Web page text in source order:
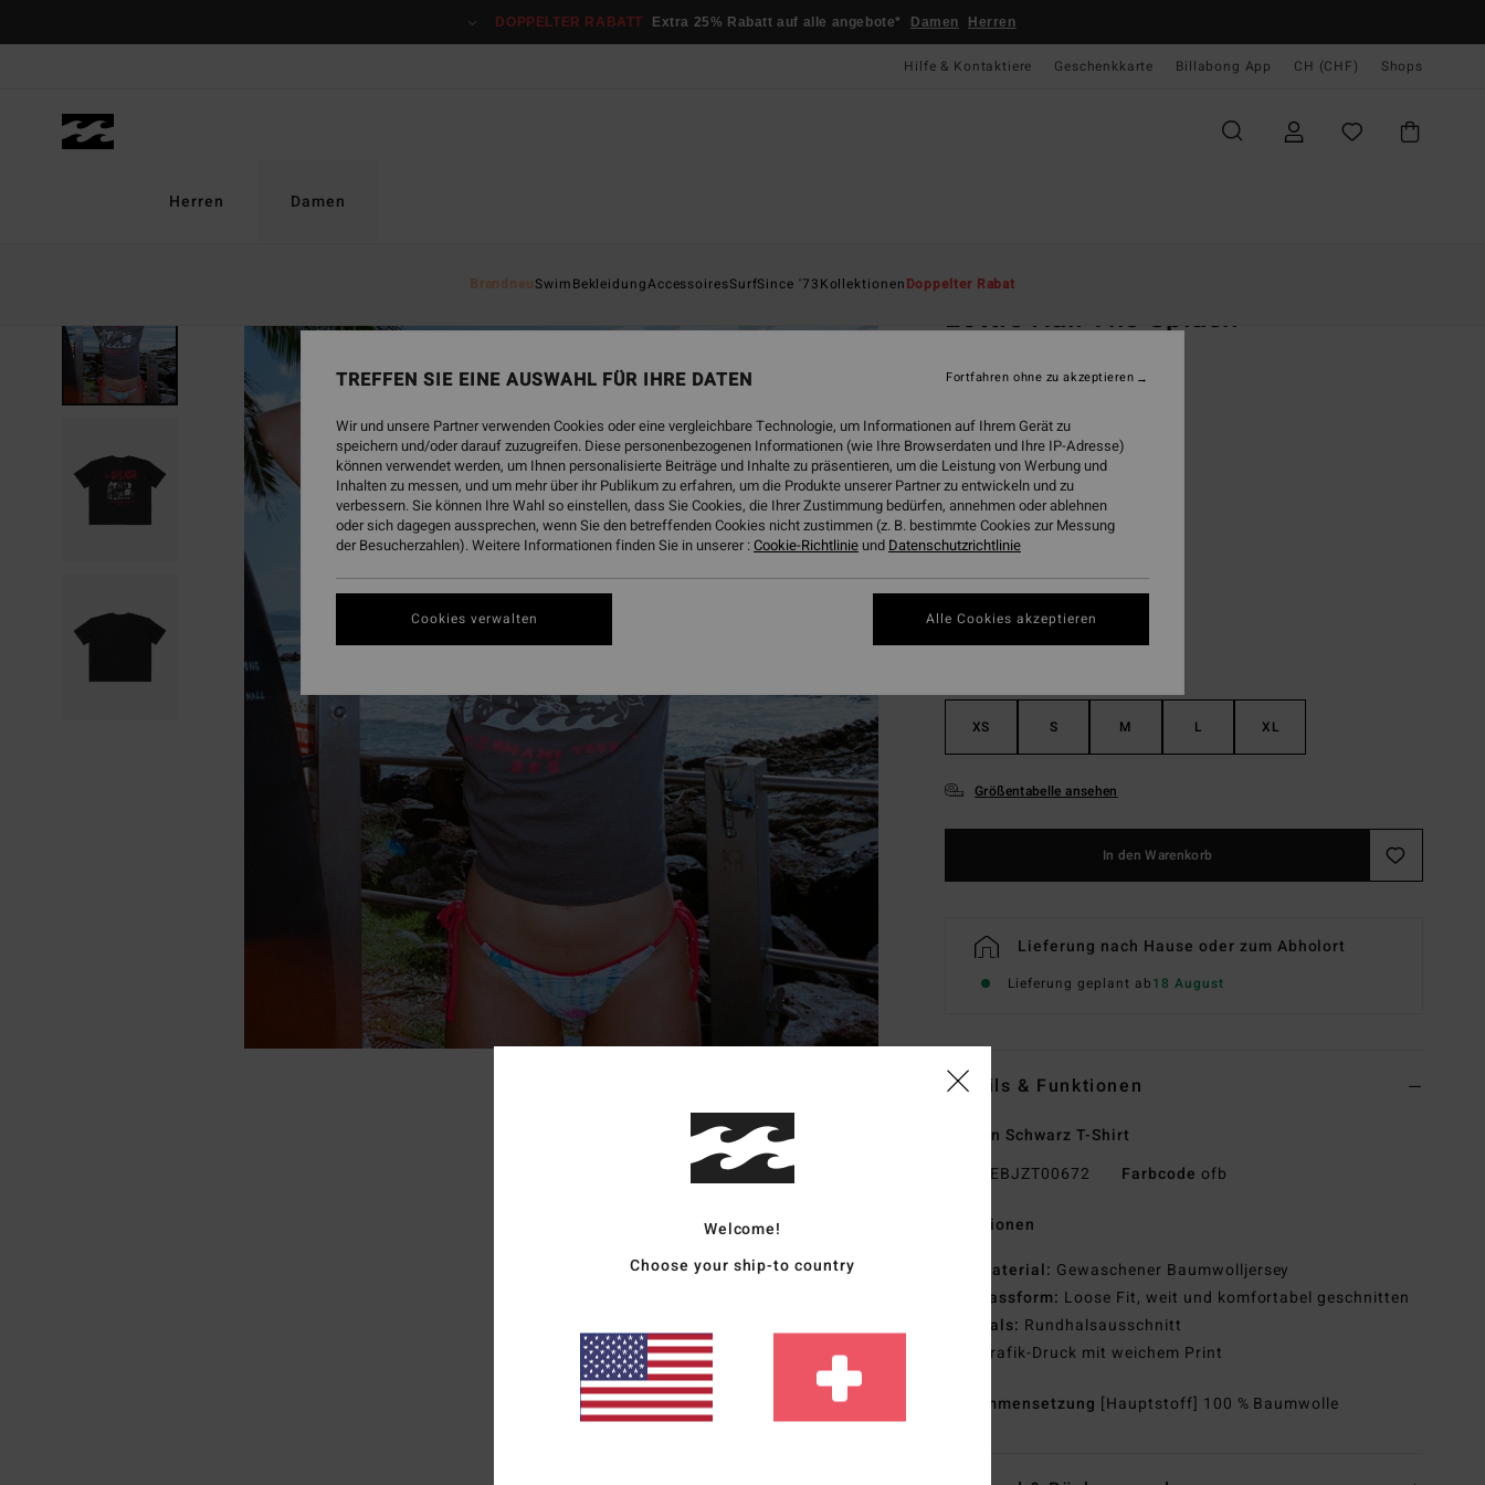
DOPPELTER RABATT Extra 25% Rabatt auf alle angebote* Damen Herren
Hilfe & Kontaktiere Geschenkkarte Billabong App CH (CHF) Shops
Herren Damen
BrandneuSwimBekleidungAccessoiresSurfSince '73KollektionenDoppelter Rabat
Lottie Hall The Splash
CHF 18,37
SALE
DOPPELTER RABATT EXTRA 25%
FarbeOff Black
XS S M L XL
Größentabelle ansehen
In den Warenkorb
Lieferung nach Hause oder zum Abholort
Lieferung geplant ab18 August
Details & Funktionen
Frauen Schwarz T-Shirt
EBJZT00672 Farbcode ofb
Funktionen
Material: Gewaschener Baumwolljersey
Passform: Loose Fit, weit und komfortabel geschnitten
Hals: Rundhalsausschnitt
Grafik-Druck mit weichem Print
Zusammensetzung [Hauptstoff] 100 % Baumwolle
Welcome!
Choose your ship-to country
TREFFEN SIE EINE AUSWAHL FÜR IHRE DATEN
Wir und unsere Partner verwenden Cookies oder eine vergleichbare Technologie, um Informationen auf Ihrem Gerät zu
speichern und/oder darauf zuzugreifen. Diese personenbezogenen Informationen (wie Ihre Browserdaten und Ihre IP-Adresse)
können verwendet werden, um Ihnen personalisierte Beiträge und Inhalte zu präsentieren, um die Leistung von Werbung und
Inhalten zu messen, und um mehr über ihr Publikum zu erfahren, um die Produkte unserer Partner zu entwickeln und zu
verbessern. Sie können Ihre Wahl so einstellen, dass Sie Cookies, die Ihrer Zustimmung bedürfen, annehmen oder ablehnen
oder sich dagegen aussprechen, wenn Sie den betreffenden Cookies nicht zustimmen (z. B. bestimmte Cookies zur Messung
der Besucherzahlen). Weitere Informationen finden Sie in unserer :Cookie-Richtlinie und Datenschutzrichtlinie
Cookies verwalten
Fortfahren ohne zu akzeptieren
Alle Cookies akzeptieren